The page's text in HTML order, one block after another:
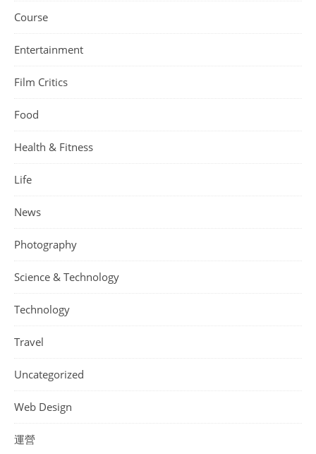
Course
Entertainment
Film Critics
Food
Health & Fitness
Life
News
Photography
Science & Technology
Technology
Travel
Uncategorized
Web Design
運營